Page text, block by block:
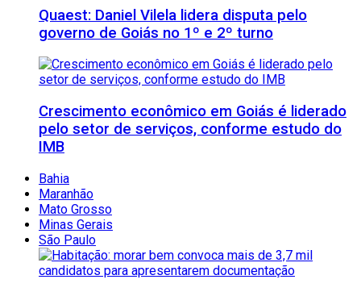
Quaest: Daniel Vilela lidera disputa pelo
governo de Goiás no 1º e 2º turno
Crescimento econômico em Goiás é liderado
pelo setor de serviços, conforme estudo do
IMB
Bahia
Maranhão
Mato Grosso
Minas Gerais
São Paulo